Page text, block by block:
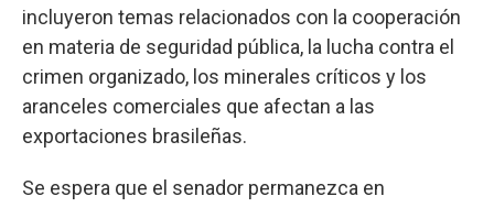
incluyeron temas relacionados con la cooperación
en materia de seguridad pública, la lucha contra el
crimen organizado, los minerales críticos y los
aranceles comerciales que afectan a las
exportaciones brasileñas.
Se espera que el senador permanezca en